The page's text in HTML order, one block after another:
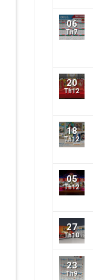
06
Th7
20
Th12
18
Th12
05
Th12
27
Th10
23
Th9